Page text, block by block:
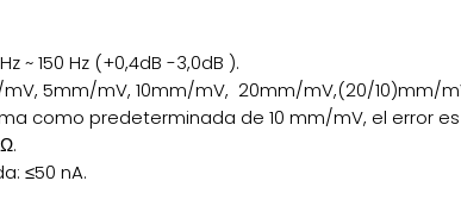
~ 150 Hz (+0,4dB -3,0dB ).
5mm/mV, 10mm/mV, 20mm/mV,(20/10)mm/
como predeterminada de 10 mm/mV, el error es
≤50 nA.